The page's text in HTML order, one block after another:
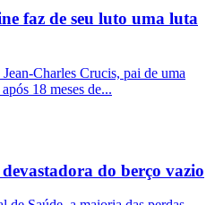
faz de seu luto uma luta
Charles Crucis, pai de uma
18 meses de...
do berço vazio